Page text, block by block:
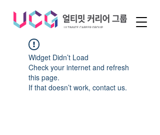
Widget Didn’t Load
Check your internet and refresh
this page.
If that doesn’t work, contact us.